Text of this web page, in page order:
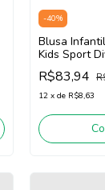
-40%
Blusa
Kids Sport
(Preto)
R$83,94
12 x de R$8,63